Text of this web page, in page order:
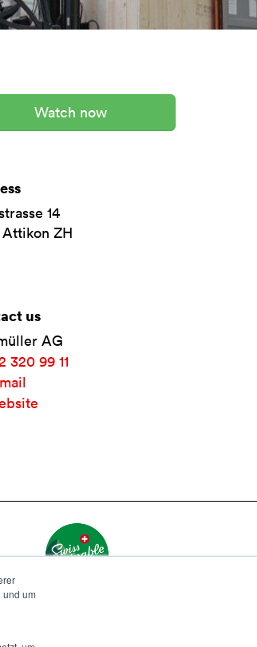
um
Watch now
14
Attikon ZH
us
AG
320 99 11